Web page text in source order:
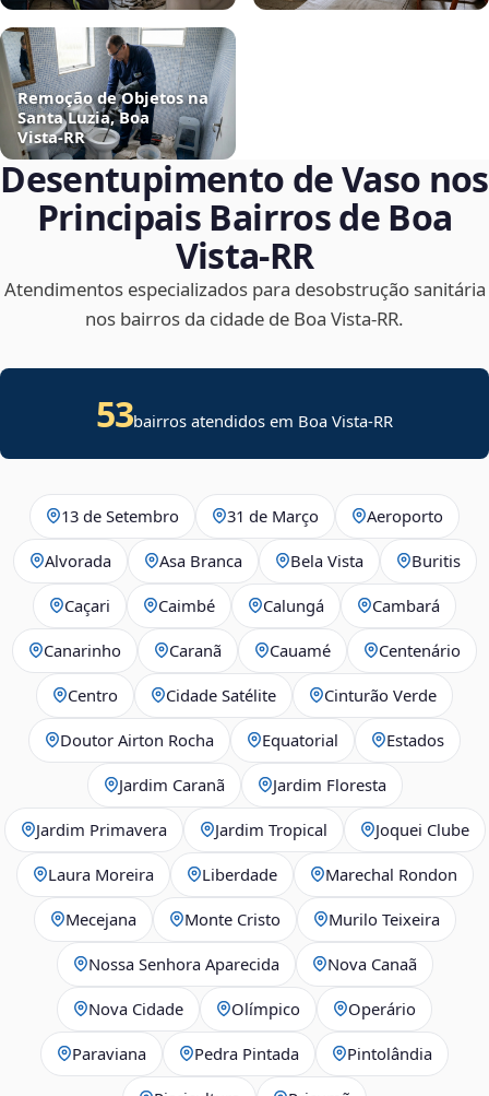
Remoção de Objetos na
Santa Luzia, Boa
Vista‑RR
Desentupimento de Vaso nos
Principais Bairros de Boa
Vista‑RR
Atendimentos especializados para desobstrução sanitária
nos bairros da cidade de Boa Vista‑RR.
53bairros atendidos em Boa Vista-RR
13 de Setembro 31 de Março Aeroporto
Alvorada Asa Branca Bela Vista Buritis
Caçari Caimbé Calungá Cambará
Canarinho Caranã Cauamé Centenário
Centro Cidade Satélite Cinturão Verde
Doutor Airton Rocha Equatorial Estados
Jardim Caranã Jardim Floresta
Jardim Primavera Jardim Tropical Joquei Clube
Laura Moreira Liberdade Marechal Rondon
Mecejana Monte Cristo Murilo Teixeira
Nossa Senhora Aparecida Nova Canaã
Nova Cidade Olímpico Operário
Paraviana Pedra Pintada Pintolândia